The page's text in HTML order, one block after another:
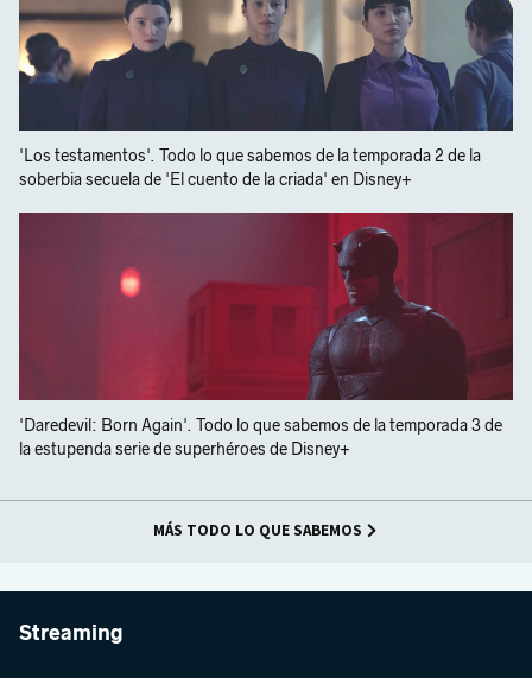
'Los testamentos'. Todo lo que sabemos de la temporada 2 de la
soberbia secuela de 'El cuento de la criada' en Disney+
'Daredevil: Born Again'. Todo lo que sabemos de la temporada 3 de
la estupenda serie de superhéroes de Disney+
MÁS TODO LO QUE SABEMOS
Streaming